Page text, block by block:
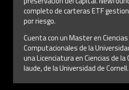
completo de carteras ETF
por riesgo.
Cuenta con un Master en
Computacionales de la
una Licenciatura en Ciencias de
laude, de la Universidad de Cornell.